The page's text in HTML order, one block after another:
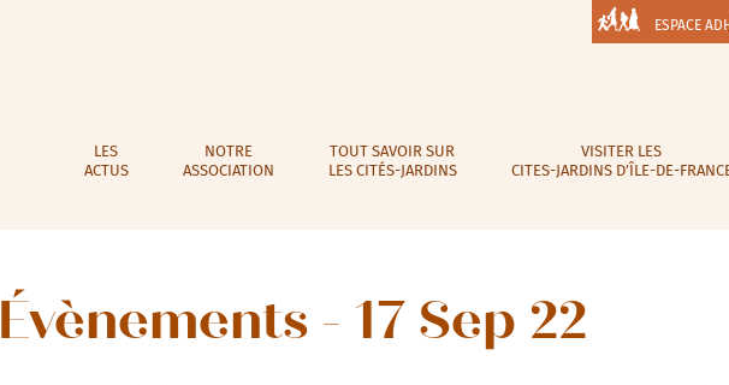
ESPACE
LES
ACTUS
NOTRE
ASSOCIATION
TOUT SAVOIR SUR
LES CITÉS-JARDINS
VISITER LES
CITES-JARDINS D’ÎLE-DE-
Évènements - 17 Sep 22